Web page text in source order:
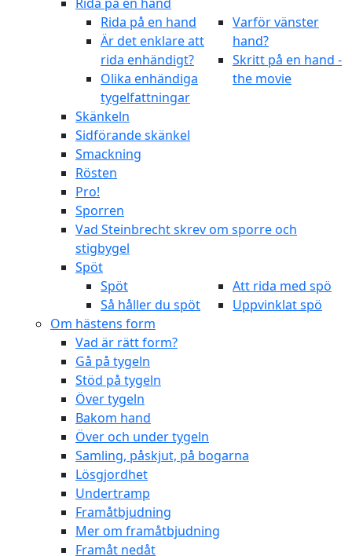
Rida på en hand
Är det enklare att
rida enhändigt?
Olika enhändiga
tygelfattningar
Varför vänster
hand?
Skritt på en hand -
the movie
Skänkeln
Sidförande skänkel
Smackning
Rösten
Pro!
Sporren
Vad Steinbrecht skrev om sporre och
stigbygel
Spöt
Spöt
Så håller du spöt
Att rida med spö
Uppvinklat spö
Om hästens form
Vad är rätt form?
Gå på tygeln
Stöd på tygeln
Över tygeln
Bakom hand
Över och under tygeln
Samling, påskjut, på bogarna
Lösgjordhet
Undertramp
Framåtbjudning
Mer om framåtbjudning
Framåt nedåt